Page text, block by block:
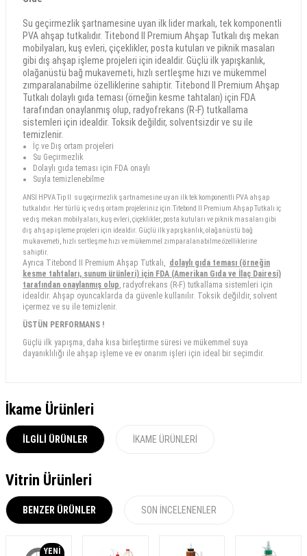
Su geçirmezlik şartnamesine uyan ilk lider markalı, tek komponentli
PVA ahşap tutkalıdır. Titebond II Premium Ahşap Tutkalı dış mekan
mobilyaları, kuş evleri, çiçeklikler, posta kutuları ve piknik masaları
gibi dış ahşap işleme projeleri için idealdir. Güçlü ilk yapışkanlık,
olağanüstü bağ mukavemeti, hızlı sertleşme hızı ve mükemmel
zımparalanabilme özelliklerine sahiptir. Titebond II Premium Ahşap
Tutkalı dolaylı gıda teması (örneğin kesme tahtaları) için FDA
tarafından onaylanmış olup, radyofrekans (R-F) tutkallama
sistemleri için idealdir. Toksik değildir, solventsizdir ve su ile
temizlenir.
İç ve Dış ortam projeleri
Su Geçirmezlik
Dolaylı gıda teması için FDA onaylı
Suyla temizlenebilme
ANSI HPVA Tip II su geçirmezlik şartnamesine uyan ilk tek komponentli PVA ahşap
tutkalıdır. Her türlü iç ve dış ortam projeleriniz için.Titebond II Premium Ahşap Tutkalı iç
ve dış mekan mobilyaları, kuş evleri, çiçeklikler, posta kutuları ve piknik masaları gibi
dış ahşap işleme projeleri için idealdir. Güçlü ilk yapışkanlık, olağanüstü bağ
mukavemeti, hızlı sertleşme hızı ve mükemmel zımparalanabilme özelliklerine
sahiptir.
Ayrıca Titebond II Premium Ahşap Tutkalı, dolaylı gıda teması (örneğin
kesme tahtaları, sunum ürünleri) için FDA (Amerikan Gıda ve İlaç Dairesi)
tarafından onaylanmış olup, radyofrekans (R-F) tutkallama sistemleri için
idealdir. Ahşap oyuncaklarda da güvenle kullanılır. Toksik değildir, solvent
içermez ve su ile temizlenir.
ÜSTÜN PERFORMANS !
Güçlü ilk yapışma, daha kısa birleştirme süresi ve mükemmel suya
dayanıklılığı ile ahşap işleme ve ev onarım işleri için ideal bir seçimdir.
İkame Ürünleri
İLGILI ÜRÜNLER İKAME ÜRÜNLERI
Vitrin Ürünleri
BENZER ÜRÜNLER SON İNCELENENLER
YENI